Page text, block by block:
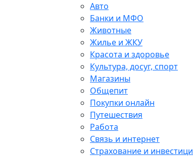
Авто
Банки и МФО
Животные
Жилье и ЖКУ
Красота и здоровье
Культура, досуг, спорт
Магазины
Общепит
Покупки онлайн
Путешествия
Работа
Связь и интернет
Страхование и